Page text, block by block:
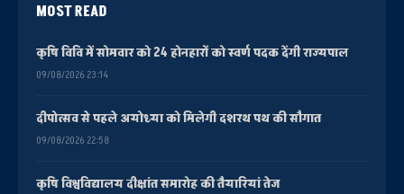
MOST READ
कृषि विवि में सोमवार को 24 होनहारों को स्वर्ण पदक देंगी राज्यपाल
09/08/2026 23:14
दीपोत्सव से पहले अयोध्या को मिलेगी दशरथ पथ की सौगात
09/08/2026 22:58
कृषि विश्वविद्यालय दीक्षांत समारोह की तैयारियां तेज